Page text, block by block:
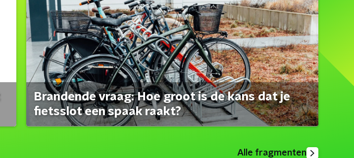
Brandende vraag: Hoe groot is de kans dat je
fietsslot een spaak raakt?
Alle fragmenten